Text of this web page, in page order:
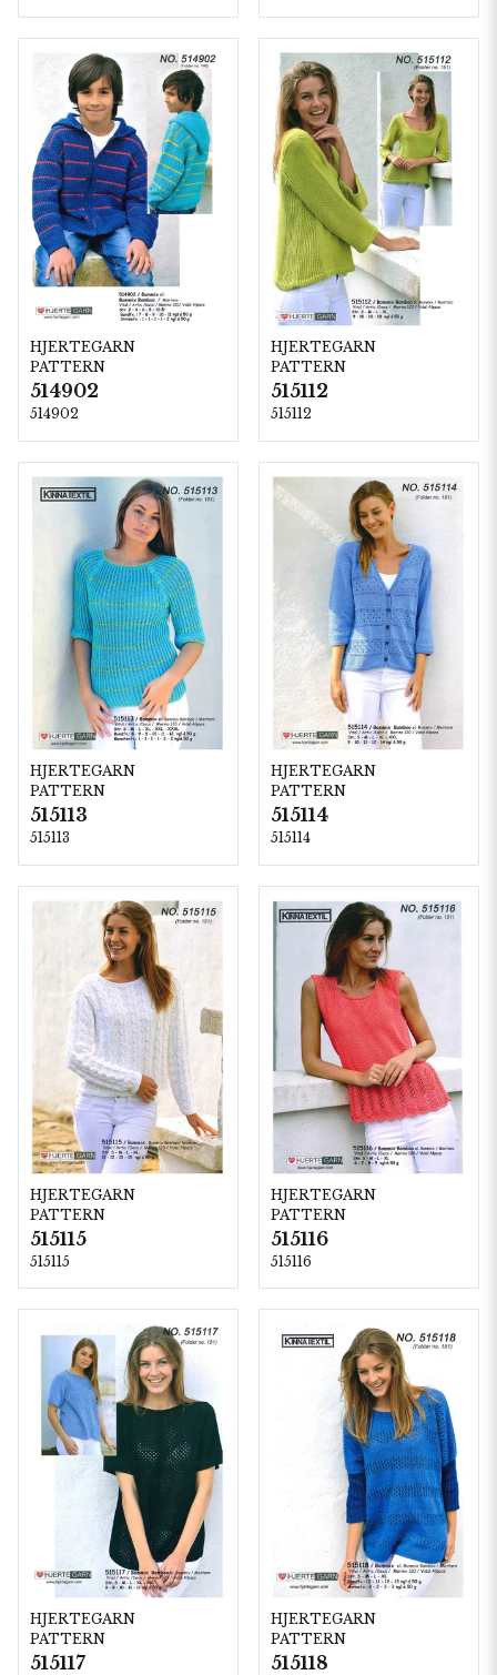
HJERTEGARN
PATTERN
514902
514902
HJERTEGARN
PATTERN
515112
515112
HJERTEGARN
PATTERN
515113
515113
HJERTEGARN
PATTERN
515114
515114
HJERTEGARN
PATTERN
515115
515115
HJERTEGARN
PATTERN
515116
515116
HJERTEGARN
PATTERN
515117
HJERTEGARN
PATTERN
515118